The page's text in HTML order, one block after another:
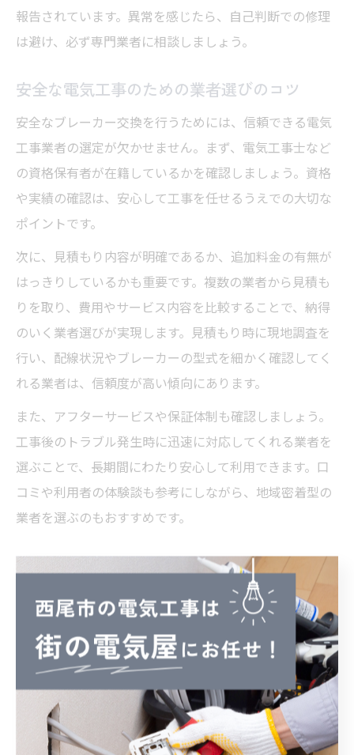
報告されています。異常を感じたら、自己判断での修理
は避け、必ず専門業者に相談しましょう。
安全な電気工事のための業者選びのコツ
安全なブレーカー交換を行うためには、信頼できる電気
工事業者の選定が欠かせません。まず、電気工事士など
の資格保有者が在籍しているかを確認しましょう。資格
や実績の確認は、安心して工事を任せるうえでの大切な
ポイントです。
次に、見積もり内容が明確であるか、追加料金の有無が
はっきりしているかも重要です。複数の業者から見積も
りを取り、費用やサービス内容を比較することで、納得
のいく業者選びが実現します。見積もり時に現地調査を
行い、配線状況やブレーカーの型式を細かく確認してく
れる業者は、信頼度が高い傾向にあります。
また、アフターサービスや保証体制も確認しましょう。
工事後のトラブル発生時に迅速に対応してくれる業者を
選ぶことで、長期間にわたり安心して利用できます。口
コミや利用者の体験談も参考にしながら、地域密着型の
業者を選ぶのもおすすめです。
ブレーカー交換時の電気工事手順を詳しく解
ブレーカー交換の手順は、まず主電源の遮断から始まり
ます。安全を最優先に、全ての回路の電源を落としたう
えで作業を進めます。次に、既存のブレーカーを慎重に
取り外し、配線の状態をチェックします。配線に損傷や
劣化があれば、必要に応じて補修を行います。